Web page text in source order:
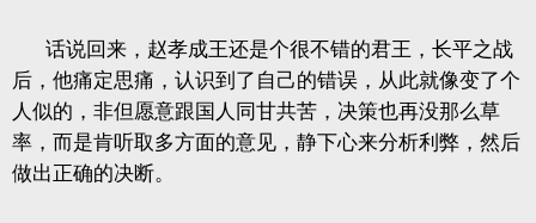
话说回来，赵孝成王还是个很不错的君王，长平之战
后，他痛定思痛，认识到了自己的错误，从此就像变了个
人似的，非但愿意跟国人同甘共苦，决策也再没那么草
率，而是肯听取多方面的意见，静下心来分析利弊，然后
做出正确的决断。